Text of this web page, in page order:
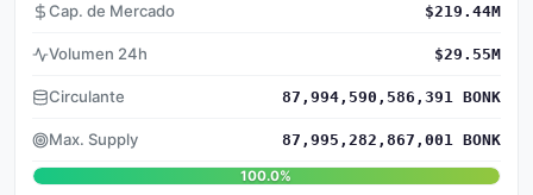
Cap. de Mercado $219.44M
Volumen 24h $29.55M
Circulante 87,994,590,586,391 BONK
Max. Supply 87,995,282,867,001 BONK
100.0%